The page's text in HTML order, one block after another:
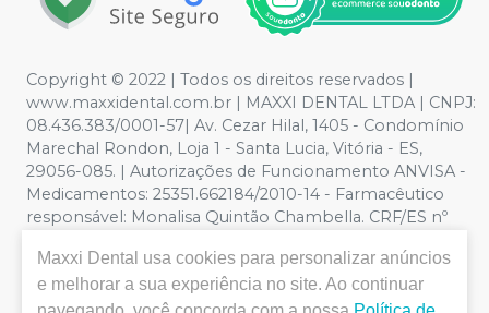
Copyright © 2022 | Todos os direitos reservados |
www.maxxidental.com.br | MAXXI DENTAL LTDA | CNPJ:
08.436.383/0001-57| Av. Cezar Hilal, 1405 - Condomínio
Marechal Rondon, Loja 1 - Santa Lucia, Vitória - ES,
29056-085. | Autorizações de Funcionamento ANVISA -
Medicamentos: 25351.662184/2010-14 - Farmacêutico
responsável: Monalisa Quintão Chambella. CRF/ES nº
meramente ilustrativas - Os preços e condições da loja
virtual estão sujeitos a alterações. Em caso de
divergência de preços no site, o valor válido é o do
Maxxi Dental usa cookies para personalizar anúncios
e melhorar a sua experiência no site. Ao continuar